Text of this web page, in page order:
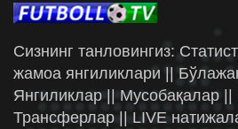
Сизнинг танловингиз:
жамоа янгиликлари ||
Янгиликлар || Мусобақалар
Трансферлар || LIVE